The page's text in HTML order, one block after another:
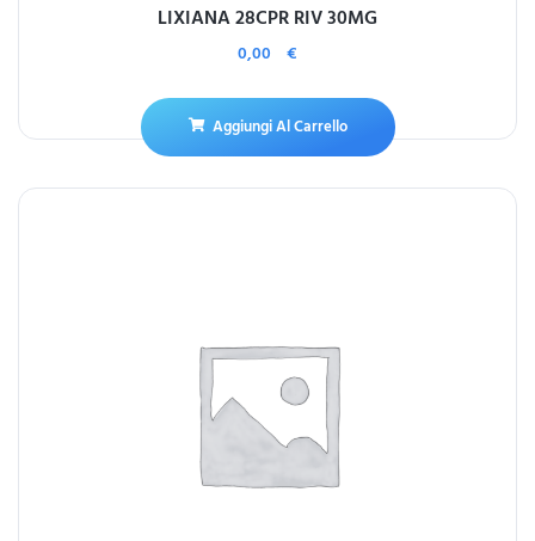
LIXIANA 28CPR RIV 30MG
0,00 €
Aggiungi Al Carrello